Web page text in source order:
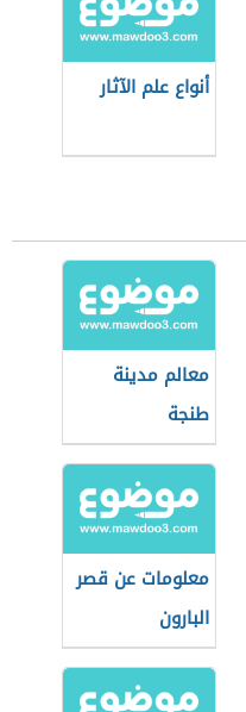
أنواع علم الآثار
معالم مدينة
طنجة
معلومات عن قصر
البارون